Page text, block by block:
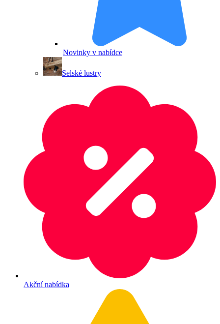
Novinky v nabídce
Selské lustry
Akční nabídka